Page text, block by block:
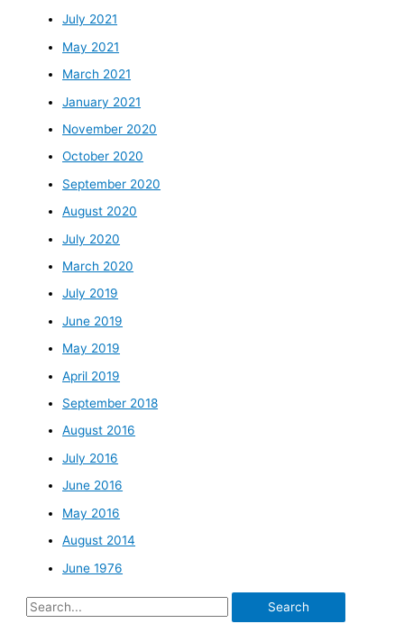
July 2021
May 2021
March 2021
January 2021
November 2020
October 2020
September 2020
August 2020
July 2020
March 2020
July 2019
June 2019
May 2019
April 2019
September 2018
August 2016
July 2016
June 2016
May 2016
August 2014
June 1976
Search